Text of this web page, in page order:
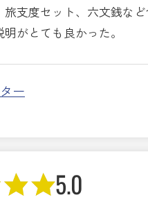
旅支度セット、六文銭な
がとても良かった。
ー
5.0